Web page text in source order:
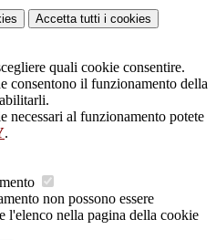
Accetta tutti i cookies
quali cookie consentire.
consentono il funzionamento della
necessari al funzionamento potete
.
non possono essere
l'elenco nella pagina della cookie